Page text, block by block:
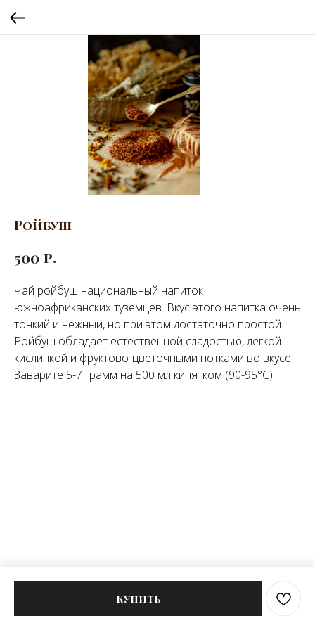
Ройбуш
500 р.
Купить
Чай ройбуш национальный напиток
южноафриканских туземцев. Вкус этого напитка очень
тонкий и нежный, но при этом достаточно простой.
Ройбуш обладает естественной сладостью, легкой
кислинкой и фруктово-цветочными нотками во вкусе.
Заварите 5-7 грамм на 500 мл кипятком (90-95°C).